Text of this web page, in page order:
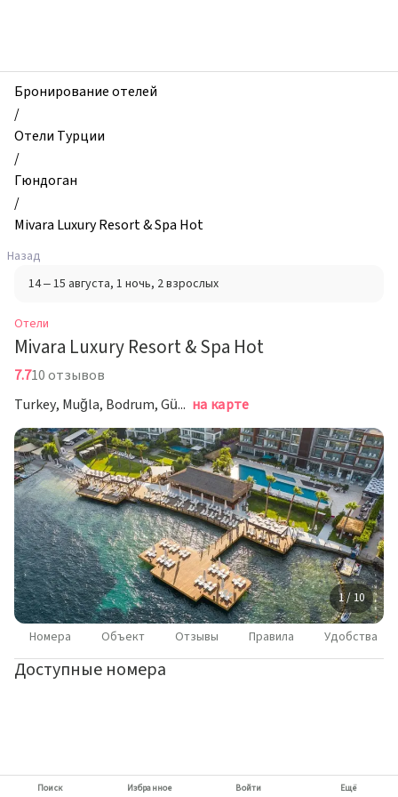
Mivara
Luxury
Resort
&
Spa
Hot,
Гюндоган,
Турция
Бронирование отелей
/
Отели Турции
/
Гюндоган
/
Mivara Luxury Resort & Spa Hot
Назад
14 – 15 августа, 1 ночь, 2 взрослых
Отели
Mivara Luxury Resort & Spa Hot
7.710 отзывов
Turkey, Muğla, Bodrum, Gündoğan Mah., Farilya Cad., 9, Гюндоган на карте
1 / 10
Номера Объект Отзывы Правила Удобства
Доступные номера
Поиск Избранное Войти Ещё